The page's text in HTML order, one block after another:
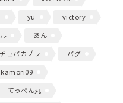
yu
victory
あん
ュパカプラ
パグ
てっぺん丸